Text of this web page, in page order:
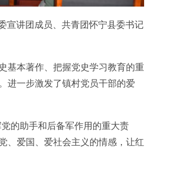
讲团成员、共青团怀宁县委书记
本著作、把握党史学习教育的重
进一步激发了镇村党员干部的爱
的助手和后备军作用的重大责
、爱国、爱社会主义的情感，让红